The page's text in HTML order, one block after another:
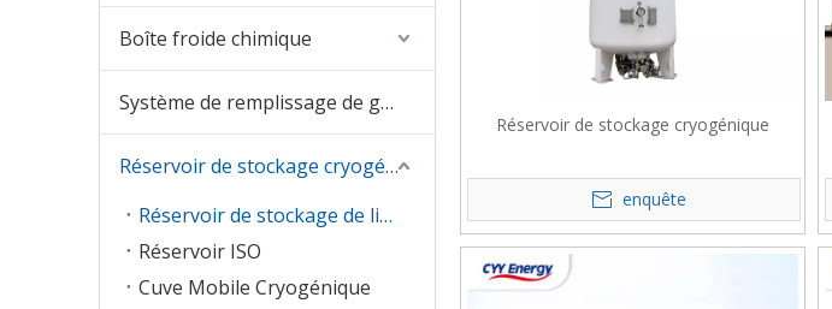
Boîte froide chimique
Système de remplissage de gaz
Réservoir de stockage cryogénique
Réservoir de stockage de liquide
Réservoir ISO
Cuve Mobile Cryogénique
Réservoir de stockage cryogénique
enquête